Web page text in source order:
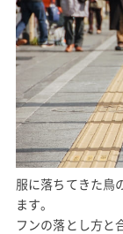
服に落ちてきた鳥
ます。
フンの落とし方と